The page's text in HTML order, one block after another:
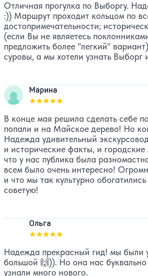
Отличная прогулка по Выборгу.
:)) Маршрут проходит кольцом по
достопримечательности;
(если Вы не являетесь
предложить более "легкий"
суровы, а мы хотели узнать Выборг
Марина
Оценка, количество звезд:
В конце мая решила сделать себе
попали и на Майское дерево! Но
Надежда удивительный
и исторические факты, и
что у нас публика была
всем было очень интересно!
и что мы так культурно
советую!
Ольга
Оценка, количество звезд:
Надежда прекрасный гид! мы были
большой 🙌)). Но она нас
узнали много нового.